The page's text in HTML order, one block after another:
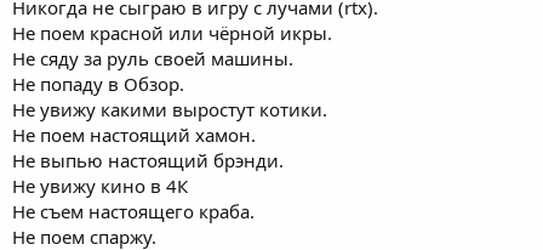
Никогда не сыграю в игру с лучами (rtx).
Не поем красной или чёрной икры.
Не сяду за руль своей машины.
Не попаду в Обзор.
Не увижу какими выростут котики.
Не поем настоящий хамон.
Не выпью настоящий брэнди.
Не увижу кино в 4К
Не съем настоящего краба.
Не поем спаржу.